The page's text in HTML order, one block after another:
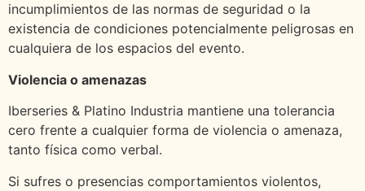
incumplimientos de las normas de seguridad o la
existencia de condiciones potencialmente peligrosas en
cualquiera de los espacios del evento.
Violencia o amenazas
Iberseries & Platino Industria mantiene una tolerancia
cero frente a cualquier forma de violencia o amenaza,
tanto física como verbal.
Si sufres o presencias comportamientos violentos,